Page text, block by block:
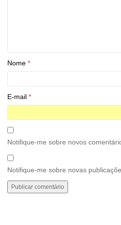
Nome *
E-mail *
Notifique-me sobre novos
Notifique-me sobre novas